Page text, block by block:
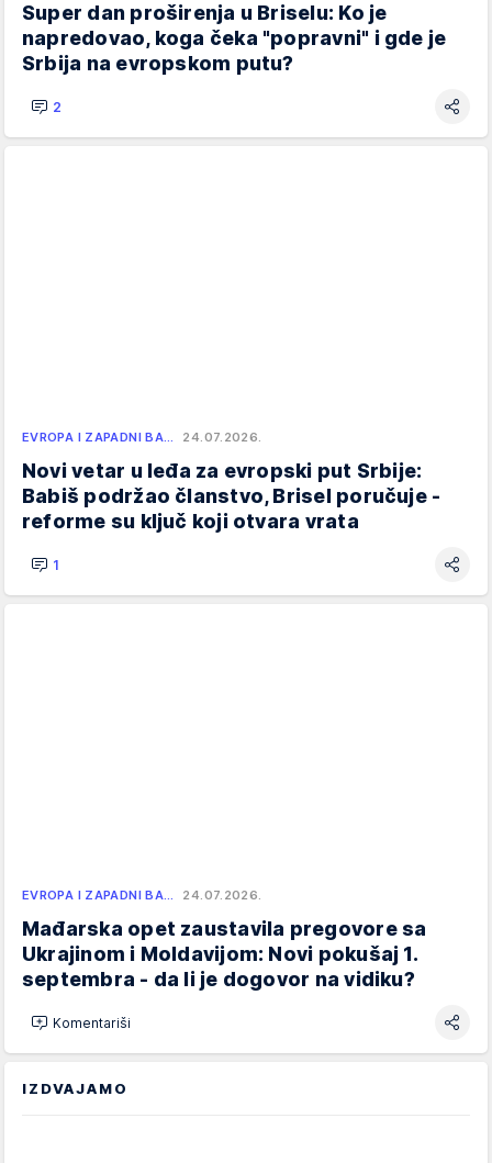
Super dan proširenja u Briselu: Ko je
napredovao, koga čeka "popravni" i gde je
Srbija na evropskom putu?
2
EVROPA I ZAPADNI BA… 24.07.2026.
Novi vetar u leđa za evropski put Srbije:
Babiš podržao članstvo, Brisel poručuje -
reforme su ključ koji otvara vrata
1
EVROPA I ZAPADNI BA… 24.07.2026.
Mađarska opet zaustavila pregovore sa
Ukrajinom i Moldavijom: Novi pokušaj 1.
septembra - da li je dogovor na vidiku?
Komentariši
IZDVAJAMO